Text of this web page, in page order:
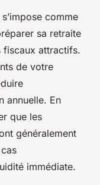
comme
sa retraite
fiscaux attractifs.
de votre
annuelle. En
que les
généralement
immédiate.